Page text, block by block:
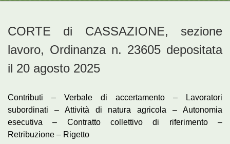
CORTE di CASSAZIONE, sezione
lavoro, Ordinanza n. 23605 depositata
il 20 agosto 2025
Contributi – Verbale di accertamento – Lavoratori
subordinati – Attività di natura agricola – Autonomia
esecutiva – Contratto collettivo di riferimento –
Retribuzione – Rigetto